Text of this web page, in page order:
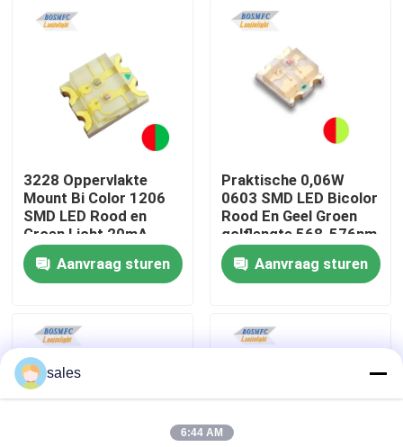
VR-show
Fabrieksreis
Kwaliteitscontrole
Contacteer ons
nieuws
3228 Oppervlakte
Mount Bi Color 1206
SMD LED Rood en
Groen Licht 20mA
Aanvraag sturen
Praktische 0,06W
0603 SMD LED Bicolor
Rood En Geel Groen
golflengte 568-576nm
1615
Aanvraag sturen
sales
6:44 AM